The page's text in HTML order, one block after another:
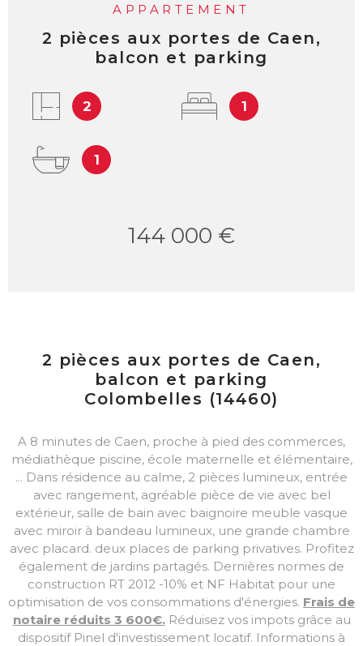
APPARTEMENT
2 pièces aux portes de Caen,
balcon et parking
2 1
1
144 000 €
2 pièces aux portes de Caen,
balcon et parking
Colombelles (14460)
A 8 minutes de Caen, proche à pied des commerces,
médiathèque piscine, école maternelle et élémentaire,
... Dans résidence au calme, 2 pièces lumineux, entrée
avec rangement, agréable pièce de vie avec bel
extérieur, salle de bain avec baignoire meuble vasque
avec miroir à bandeau lumineux, une grande chambre
avec placard. deux places de parking privatives. Profitez
également de jardins partagés. Dernières normes de
construction RT 2012 -10% et NF Habitat pour une
optimisation de vos consommations d'énergies. Frais de
notaire réduits 3 600€.Réduisez vos impots grâce au
dispositif Pinel d'investissement locatif. Informations à